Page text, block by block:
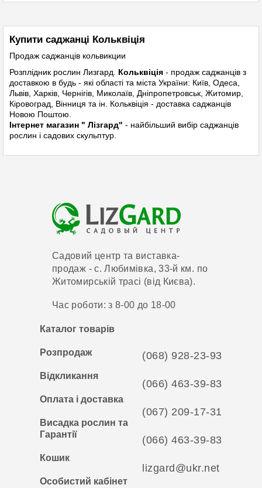
Купити саджанці Кольквіція
Продаж саджанців кольвикции
Розплідник рослин Лизгард. Кольквіція - продаж саджанців з
доставкою в будь - які області та міста України: Київ, Одеса,
Львів, Харків, Чернігів, Миколаїв, Дніпропетровськ, Житомир,
Кіровоград, Вінниця та ін. Кольквіція - доставка саджанців
Новою Поштою.
Інтернет магазин " Лізгард" - найбільший вибір саджанців
рослин і садових скульптур.
Садовий центр та виставка-
продаж - с. Любимівка, 33-й км. по
Житомирській трасі (від Києва).
Час роботи: з 8-00 до 18-00
Каталог товарів
Розпродаж
Відкликання
Оплата і доставка
Висадка рослин та
Гарантії
Кошик
Особистий кабінет
(068) 928-23-93
(066) 463-39-83
(067) 209-17-31
(066) 463-39-83
lizgard@ukr.net